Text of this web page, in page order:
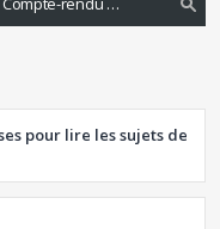
rc
he
pour lire les sujets de